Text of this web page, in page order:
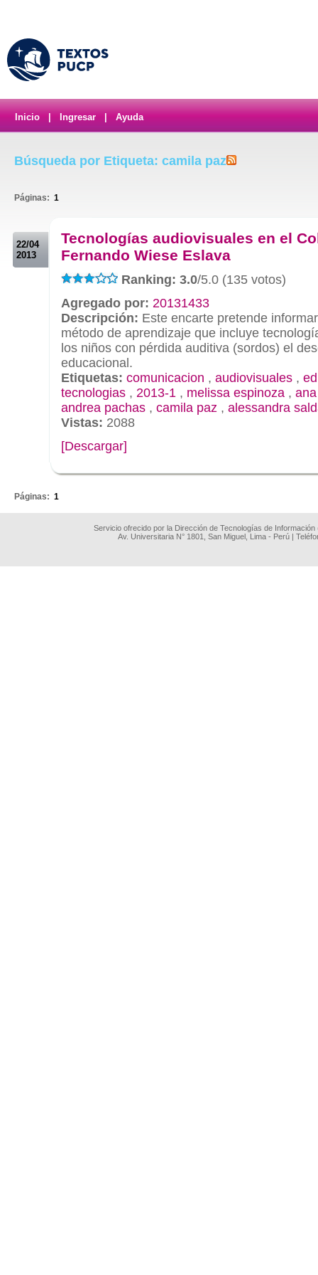
Inicio Ingresar Ayuda
Búsqueda por Etiqueta: camila paz
Páginas: 1
22/04
2013
Tecnologías audiovisuales en el
Fernando Wiese Eslava
Ranking: 3.0/5.0 (135 votos)
Agregado por: 20131433
Descripción: Este encarte pretende
método de aprendizaje que incluye
los niños con pérdida auditiva (sordos) el
educacional.
Etiquetas: comunicacion , audiovisuales ,
tecnologias , 2013-1 , melissa espinoza ,
andrea pachas , camila paz , alessandra
Vistas: 2088
[Descargar]
Páginas: 1
Servicio ofrecido por la Dirección de Tecnologías de
Av. Universitaria N° 1801, San Miguel, Lima - Perú |